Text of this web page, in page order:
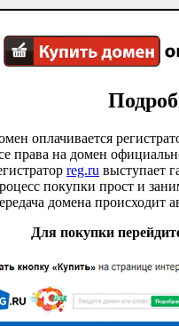
оплачивается
права на домен
reg.ru выступает
покупки прост и
домена происходит
Для покупки